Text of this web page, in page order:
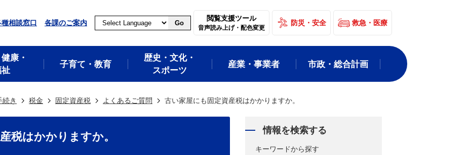
種相談窓口 各課のご案内 Go
閲覧支援ツール
音声読み上げ・配色変更
防災・安全 救急・医療
康・
子育て・教育
歴史・文化・
スポーツ
産業・事業者 市政・総合計画
続き 税金 固定資産税 よくあるご質問 古い家屋にも固定資産税はかかりますか。
税はかかりますか。 情報を検索する
キーワードから探す